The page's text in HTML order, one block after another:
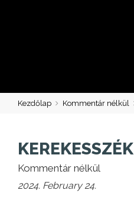
Kezdőlap Kommentár nélkül
Kommentár nélkül
2024. February 24.